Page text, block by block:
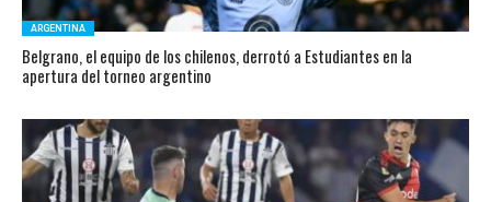
ARGENTINA
Belgrano, el equipo de los chilenos, derrotó a Estudiantes en la
apertura del torneo argentino